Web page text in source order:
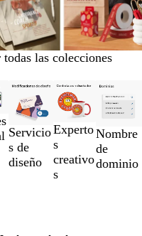
todas las colecciones
Servicio
s de
diseño
Experto
s
creativo
s
Nombre
de
dominio